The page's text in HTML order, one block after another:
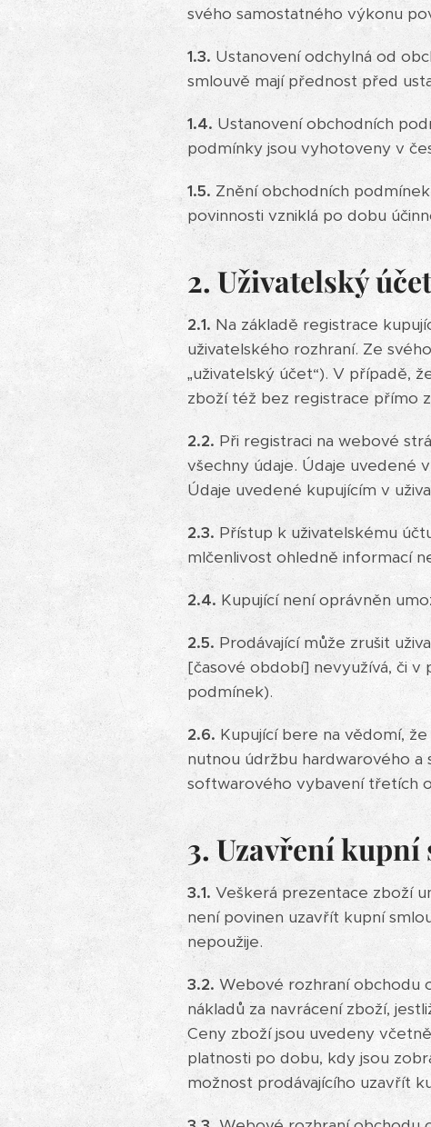
svého samostatného výkonu
1.3. Ustanovení odchylná od
smlouvě mají přednost před
1.4. Ustanovení obchodních
podmínky jsou vyhotoveny v
1.5. Znění obchodních
povinnosti vzniklá po dobu
2. Uživatelský účet
2.1. Na základě registrace
uživatelského rozhraní. Ze
„uživatelský účet“). V případě,
zboží též bez registrace přímo
2.2. Při registraci na webové
všechny údaje. Údaje uvedené
Údaje uvedené kupujícím v
2.3.Přístup k uživatelskému
mlčenlivost ohledně informací
2.4. Kupující není oprávněn
2.5. Prodávající může zrušit
[časové období] nevyužívá, či
podmínek).
2.6. Kupující bere na vědomí,
nutnou údržbu hardwarového
softwarového vybavení třetích
3. Uzavření kupní
3.1. Veškerá prezentace zboží
není povinen uzavřít kupní
nepoužije.
3.2. Webové rozhraní obchodu
nákladů za navrácení zboží,
Ceny zboží jsou uvedeny
platnosti po dobu, kdy jsou
možnost prodávajícího uzavřít